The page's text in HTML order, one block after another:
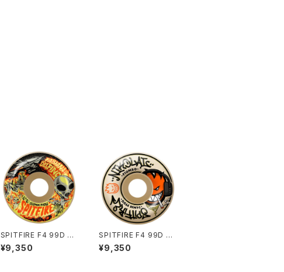
SPITFIRE F4 99D FA
BIANA INVASION (C
ONICAL FULL) 53m
¥9,350
SPITFIRE F4 99D NI
KOLAI PIOMBO (CL
ASSIC) 52mm
¥9,350